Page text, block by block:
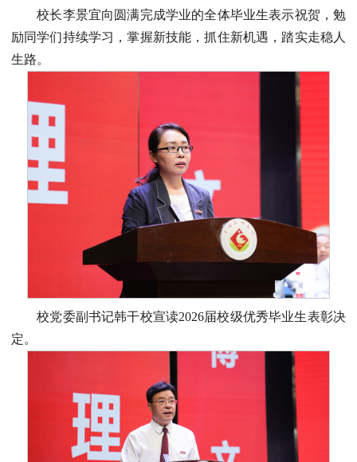
校长李景宜向圆满完成学业的全体毕业生表示祝贺，勉
励同学们持续学习，掌握新技能，抓住新机遇，踏实走稳人
生路。
校党委副书记韩干校宣读2026届校级优秀毕业生表彰决
定。